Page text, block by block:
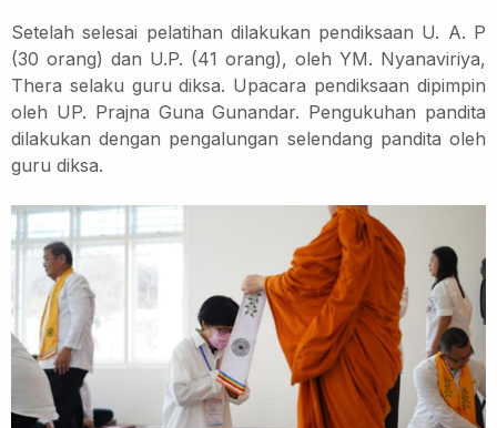
Setelah selesai pelatihan dilakukan pendiksaan U. A. P
(30 orang) dan U.P. (41 orang), oleh YM. Nyanaviriya,
Thera selaku guru diksa. Upacara pendiksaan dipimpin
oleh UP. Prajna Guna Gunandar. Pengukuhan pandita
dilakukan dengan pengalungan selendang pandita oleh
guru diksa.